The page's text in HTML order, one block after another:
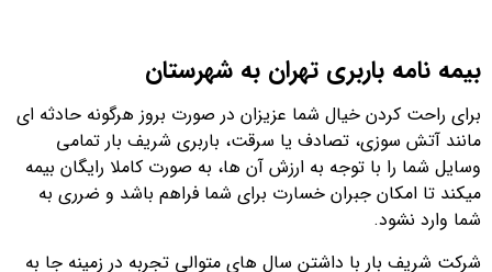
بیمه نامه باربری تهران به شهرستان
برای راحت کردن خیال شما عزیزان در صورت بروز هرگونه حادثه ای
مانند آتش سوزی، تصادف یا سرقت، باربری شریف بار تمامی
وسایل شما را با توجه به ارزش آن ها، به صورت کاملا رایگان بیمه
میکند تا امکان جبران خسارت برای شما فراهم باشد و ضرری به
شما وارد نشود.
شرکت شریف بار با داشتن سال های متوالی تجربه در زمینه جا به